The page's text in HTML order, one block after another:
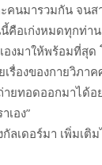
นมารวมกัน จน
เก่งหมดทุกท่าน
องมาให้พร้อมที่
องของกายวิภาค
ยทอดออกมาได้
เอง”
ลเดอร์มา เพิ่มเติ